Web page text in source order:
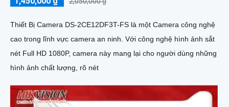
Thiết Bị Camera DS-2CE12DF3T-FS là một Camera công nghệ
cao trong lĩnh vực camera an ninh. Với công nghệ hình ảnh sắt
nét Full HD 1080P, camera này mang lại cho người dùng những
hình ảnh chất lượng, rõ nét